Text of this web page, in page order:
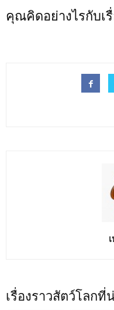
คุณคิดอย่างไรกับเ
เรื่องราวสัตว์โลกที่